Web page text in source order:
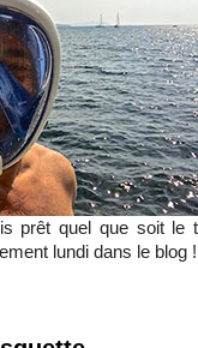
prêt quel que soit le
lundi dans le blog !